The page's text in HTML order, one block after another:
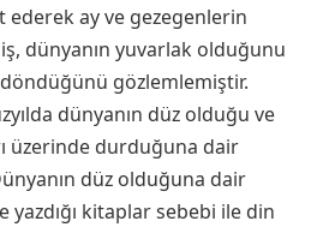
ederek ay ve gezegenlerin
dünyanın yuvarlak olduğunu
gözlemlemiştir.
dünyanın düz olduğu ve
üzerinde durduğuna dair
düz olduğuna dair
yazdığı kitaplar sebebi ile din